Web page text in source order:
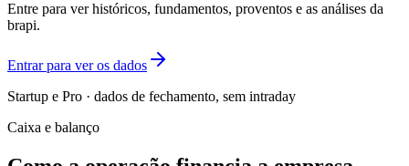
Entre para ver históricos, fundamentos, proventos e as análises da
brapi.
Entrar para ver os dados
Startup e Pro · dados de fechamento, sem intraday
Caixa e balanço